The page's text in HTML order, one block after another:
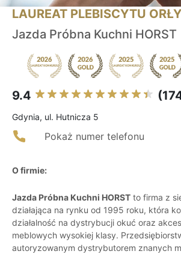
LAUREAT PLEBISCYTU ORŁY
Jazda Próbna Kuchni HORST
9.4
Gdynia, ul. Hutnicza 5
Pokaż numer telefonu
O firmie:
Jazda Próbna Kuchni HORST to firma z
działająca na rynku od 1995 roku, która
działalność na dystrybucji okuć oraz
meblowych wysokiej klasy.
autoryzowanym dystrybutorem znanych